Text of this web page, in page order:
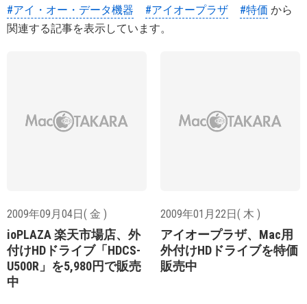
#アイ・オー・データ機器
#アイオープラザ #特価 から
関連する記事を表示しています。
2009年09月04日( 金 )
ioPLAZA 楽天市場店、外
付けHDドライブ「HDCS-
U500R」を5,980円で販売
中
2009年01月22日( 木 )
アイオープラザ、Mac用
外付けHDドライブを特価
販売中